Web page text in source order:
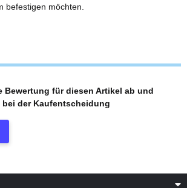
befestigen möchten.
Bewertung für diesen Artikel ab und
bei der Kaufentscheidung